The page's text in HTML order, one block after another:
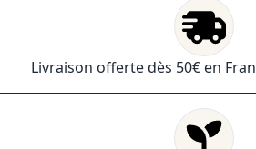
Livraison offerte dès 50€ en